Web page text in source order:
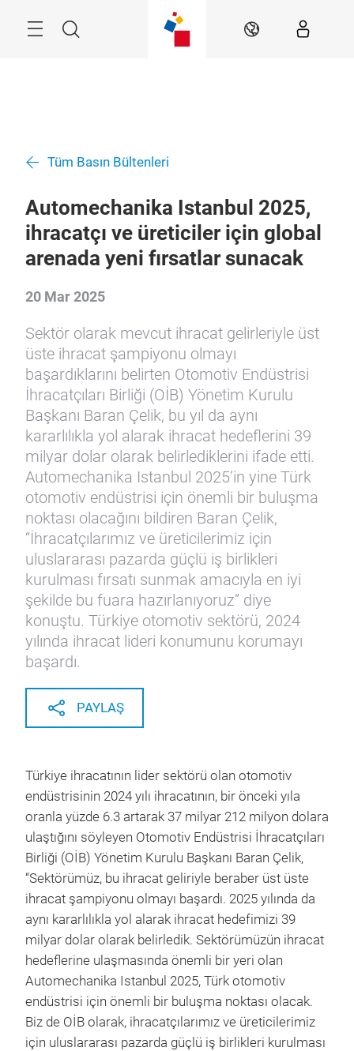
Arama TR
Tüm Basın Bültenleri
Automechanika Istanbul 2025,
ihracatçı ve üreticiler için global
arenada yeni fırsatlar sunacak
20 Mar 2025
Sektör olarak mevcut ihracat gelirleriyle üst
üste ihracat şampiyonu olmayı
başardıklarını belirten Otomotiv Endüstrisi
İhracatçıları Birliği (OİB) Yönetim Kurulu
Başkanı Baran Çelik, bu yıl da aynı
kararlılıkla yol alarak ihracat hedeflerini 39
milyar dolar olarak belirlediklerini ifade etti.
Automechanika Istanbul 2025’in yine Türk
otomotiv endüstrisi için önemli bir buluşma
noktası olacağını bildiren Baran Çelik,
“İhracatçılarımız ve üreticilerimiz için
uluslararası pazarda güçlü iş birlikleri
kurulması fırsatı sunmak amacıyla en iyi
şekilde bu fuara hazırlanıyoruz” diye
konuştu. Türkiye otomotiv sektörü, 2024
yılında ihracat lideri konumunu korumayı
başardı.
PAYLAŞ
Türkiye ihracatının lider sektörü olan otomotiv
endüstrisinin 2024 yılı ihracatının, bir önceki yıla
oranla yüzde 6.3 artarak 37 milyar 212 milyon dolara
ulaştığını söyleyen Otomotiv Endüstrisi İhracatçıları
Birliği (OİB) Yönetim Kurulu Başkanı Baran Çelik,
“Sektörümüz, bu ihracat geliriyle beraber üst üste
ihracat şampiyonu olmayı başardı. 2025 yılında da
aynı kararlılıkla yol alarak ihracat hedefimizi 39
milyar dolar olarak belirledik. Sektörümüzün ihracat
hedeflerine ulaşmasında önemli bir yeri olan
Automechanika Istanbul 2025, Türk otomotiv
endüstrisi için önemli bir buluşma noktası olacak.
Biz de OİB olarak, ihracatçılarımız ve üreticilerimiz
için uluslararası pazarda güçlü iş birlikleri kurulması